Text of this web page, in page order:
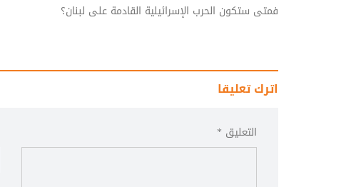
فمتى ستكون الحرب الإسرائيلية القادمة على لبنان؟
اترك تعليقا
التعليق *